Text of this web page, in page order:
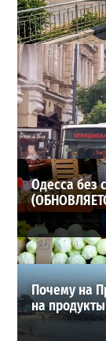
Одесса может
эксперт
07-08-2026 в 17:19
ВИБОР РЕДАКЦИИ
Одесса без
Почему на
на